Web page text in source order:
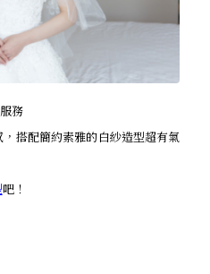
務
搭配簡約素雅的白紗造型超有氣
吧！